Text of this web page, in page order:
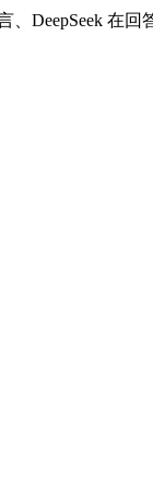
DeepSeek 在